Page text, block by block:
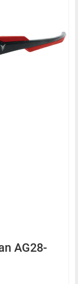
AG28-